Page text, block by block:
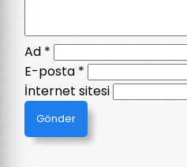
Ad *
E-posta *
İnternet sitesi